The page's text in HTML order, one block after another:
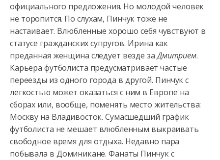
официального предложения. Но молодой человек
не торопится. По слухам, Пинчук тоже не
настаивает. Влюбленные хорошо себя чувствуют в
статусе гражданских супругов. Ирина как
преданная женщина следует везде заДмитрием.
Карьера футболиста предусматривает частые
переезды из одного города в другой. Пинчук с
легкостью может оказаться с ним в Европе на
сборах или, вообще, поменять место жительства:
Москву на Владивосток. Сумасшедший график
футболиста не мешает влюбленным выкраивать
свободное время для отдыха. Недавно пара
побывала в Доминикане. Фанаты Пинчук с